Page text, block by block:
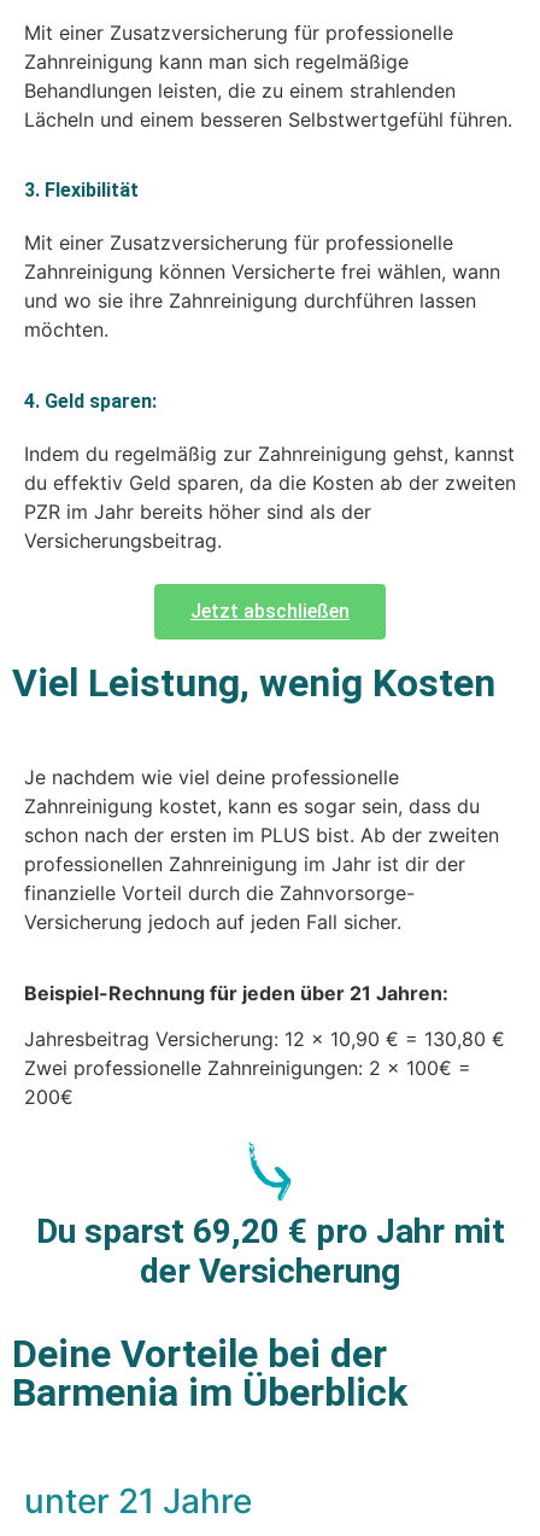
Mit einer Zusatzversicherung für professionelle
Zahnreinigung kann man sich regelmäßige
Behandlungen leisten, die zu einem strahlenden
Lächeln und einem besseren Selbstwertgefühl führen.
3. Flexibilität
Mit einer Zusatzversicherung für professionelle
Zahnreinigung können Versicherte frei wählen, wann
und wo sie ihre Zahnreinigung durchführen lassen
möchten.
4. Geld sparen:
Indem du regelmäßig zur Zahnreinigung gehst, kannst
du effektiv Geld sparen, da die Kosten ab der zweiten
PZR im Jahr bereits höher sind als der
Versicherungsbeitrag.
Jetzt abschließen
Viel Leistung, wenig Kosten
Je nachdem wie viel deine professionelle
Zahnreinigung kostet, kann es sogar sein, dass du
schon nach der ersten im PLUS bist. Ab der zweiten
professionellen Zahnreinigung im Jahr ist dir der
finanzielle Vorteil durch die Zahnvorsorge-
Versicherung jedoch auf jeden Fall sicher.
Beispiel-Rechnung für jeden über 21 Jahren:
Jahresbeitrag Versicherung: 12 x 10,90 € = 130,80 €
Zwei professionelle Zahnreinigungen: 2 x 100€ =
200€
Du sparst 69,20 € pro Jahr mit
der Versicherung
Deine Vorteile bei der
Barmenia im Überblick
unter 21 Jahre